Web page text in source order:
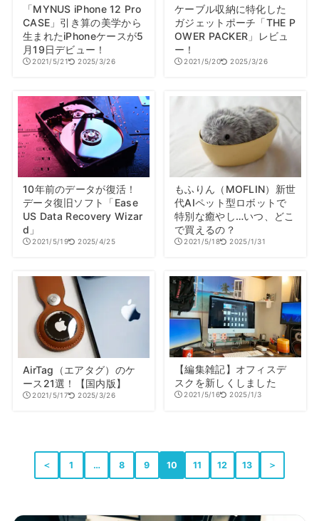
「MYNUS iPhone 12 Pro
CASE」引き算の美学から
生まれたiPhoneケースが5
月19日デビュー！
2021/5/21 2025/3/26
ケーブル収納に特化した
ガジェットポーチ「THE P
OWER PACKER」レビュ
ー！
2021/5/20 2025/3/26
10年前のデータが復活！
データ復旧ソフト「Ease
US Data Recovery Wizar
d」
2021/5/19 2025/4/25
もふりん（MOFLIN）新世
代AIペット型ロボットで
特別な癒やし…いつ、どこ
で買えるの？
2021/5/18 2025/1/31
AirTag（エアタグ）のケ
ース21選！【国内版】
2021/5/17 2025/3/26
【編集雑記】オフィスデ
スクを新しくしました
2021/5/16 2025/1/3
＜ 1 … 8 9 10 11 12 13 ＞